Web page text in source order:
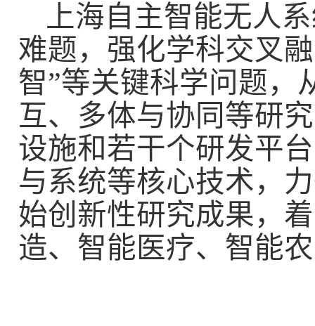
上海自主智能无人
难题，强化学科交叉
智”等关键科学问题，
互、多体与协同等研
设施和若干个研发平
与系统等核心技术，
始创新性研究成果，
造、智能医疗、智能